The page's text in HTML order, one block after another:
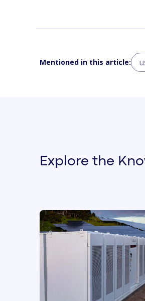
Mentioned in this article:
Explore the